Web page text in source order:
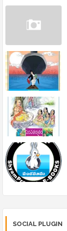
SOCIAL PLUGIN